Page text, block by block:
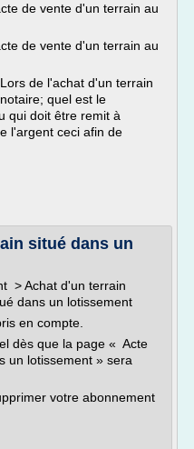
de vente d'un terrain au
de vente d'un terrain au
de l'achat d'un terrain
quel est le
qui doit être remit à
l'argent ceci afin de
situé dans un
> Achat d'un terrain
dans un lotissement
en compte.
dès que la page « Acte
un lotissement » sera
votre abonnement